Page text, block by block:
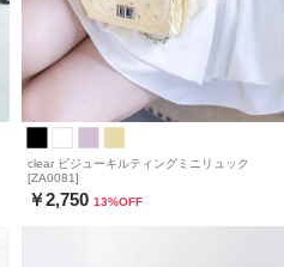
clear ビジューキルティングミニリュック
[ZA0081]
￥2,750 13%OFF